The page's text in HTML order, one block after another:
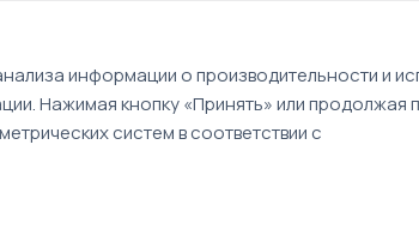
Круизы Идеи путешествий
информации о производительности и
Нажимая кнопку «Принять» или продолжая
систем в соответствии с